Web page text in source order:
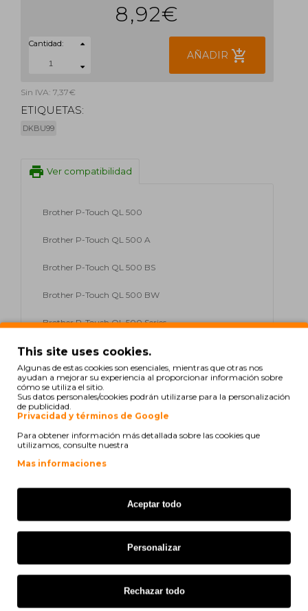
8,92€
Cantidad:
AÑADIR add_shopping_cart
Sin IVA: 7,37€
ETIQUETAS:
DKBU99
print Ver compatibilidad
Brother P-Touch QL 500
Brother P-Touch QL 500 A
Brother P-Touch QL 500 BS
Brother P-Touch QL 500 BW
Brother P-Touch QL 500 Series
Brother P-Touch QL 550
Brother P-Touch QL 560
Brother P-Touch QL 560 Series
Brother P-Touch QL 560 VP
Brother P-Touch QL 560 YX
Brother P-Touch QL 650 TD
el 09/09/2025
A peça de substituição corresponde à descrição e ao pretendido.
Totalmente compatível ou igual à original.
This site uses cookies.
Algunas de estas cookies son esenciales, mientras que otras nos
ayudan a mejorar su experiencia al proporcionar información sobre
cómo se utiliza el sitio.
Sus datos personales/cookies podrán utilizarse para la personalización
de publicidad.
Privacidad y términos de Google
Para obtener información más detallada sobre las cookies que
utilizamos, consulte nuestra
Mas informaciones
Aceptar todo
Personalizar
Rechazar todo